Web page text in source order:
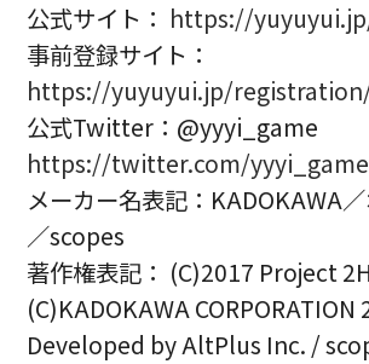
公式サイト： https://
事前登録サイト：
https://yuyuyui.jp/
公式Twitter：@yyyi_game
https://twitter.com/yyyi_game
メーカー名表記：KADOKAWA
／scopes
著作権表記： (C)2017 Project 2H
(C)KADOKAWA CORPORATION
Developed by AltPlus Inc. /